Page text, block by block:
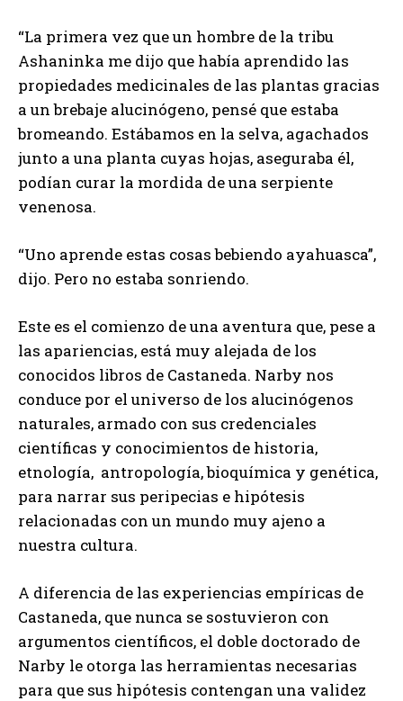
“La primera vez que un hombre de la tribu
Ashaninka me dijo que había aprendido las
propiedades medicinales de las plantas gracias
a un brebaje alucinógeno, pensé que estaba
bromeando. Estábamos en la selva, agachados
junto a una planta cuyas hojas, aseguraba él,
podían curar la mordida de una serpiente
venenosa.
“Uno aprende estas cosas bebiendo ayahuasca”,
dijo. Pero no estaba sonriendo.
Este es el comienzo de una aventura que, pese a
las apariencias, está muy alejada de los
conocidos libros de Castaneda. Narby nos
conduce por el universo de los alucinógenos
naturales, armado con sus credenciales
científicas y conocimientos de historia,
etnología, antropología, bioquímica y genética,
para narrar sus peripecias e hipótesis
relacionadas con un mundo muy ajeno a
nuestra cultura.
A diferencia de las experiencias empíricas de
Castaneda, que nunca se sostuvieron con
argumentos científicos, el doble doctorado de
Narby le otorga las herramientas necesarias
para que sus hipótesis contengan una validez